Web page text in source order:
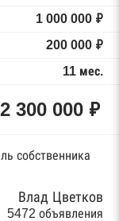
1 000 000 ₽
200 000 ₽
11 мес.
2 300 000 ₽
собственника
Влад Цветков
5472 объявления